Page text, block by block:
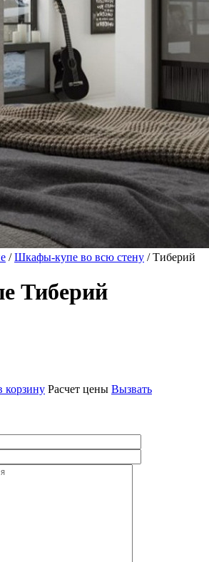
/Шкафы-купе во всю стену / Тиберий
Тиберий
корзину Расчет цены Вызвать